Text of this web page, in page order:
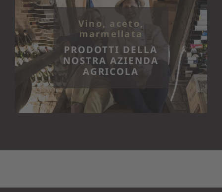
Vino, aceto,
marmellata
PRODOTTI DELLA
NOSTRA AZIENDA
AGRICOLA